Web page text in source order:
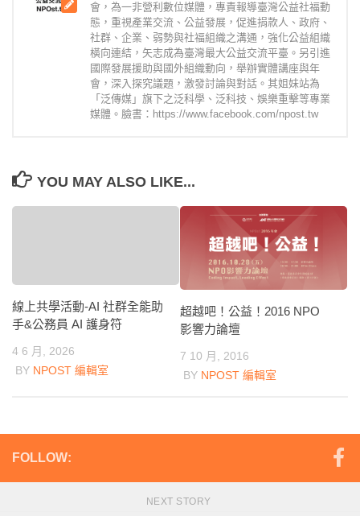
會，為一非營利數位媒體，專責報導臺灣公益社福動
態，重視產業交流、公益發展，促進捐款人、政府、
社群、企業、弱勢與社福組織之溝通，強化公益組織
橫向連結，矢志成為臺灣最大公益交流平臺。另引進
國際發展援助與國外組織動向，舉辦實體講座與年
會，深入探究議題，激發討論與對話。其姐妹站為
「泛傳媒」旗下之泛科學、泛科技、娛樂重擊等專業
媒體。臉書：https://www.facebook.com/npost.tw
YOU MAY ALSO LIKE...
線上共學活動-AI 社群全能助
手&公務員 AI 護身符
4 6 月, 2026
BY NPOST 編輯室
超越吧！公益！2016 NPO
影響力論壇
7 10 月, 2016
BY NPOST 編輯室
FOLLOW:
NEXT STORY